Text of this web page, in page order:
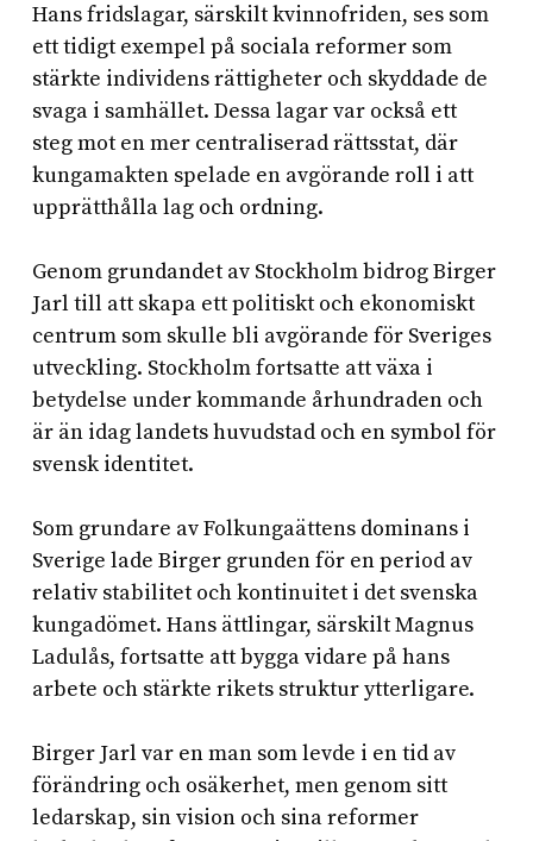
Hans fridslagar, särskilt kvinnofriden, ses som
ett tidigt exempel på sociala reformer som
stärkte individens rättigheter och skyddade de
svaga i samhället. Dessa lagar var också ett
steg mot en mer centraliserad rättsstat, där
kungamakten spelade en avgörande roll i att
upprätthålla lag och ordning.
Genom grundandet av Stockholm bidrog Birger
Jarl till att skapa ett politiskt och ekonomiskt
centrum som skulle bli avgörande för Sveriges
utveckling. Stockholm fortsatte att växa i
betydelse under kommande århundraden och
är än idag landets huvudstad och en symbol för
svensk identitet.
Som grundare av Folkungaättens dominans i
Sverige lade Birger grunden för en period av
relativ stabilitet och kontinuitet i det svenska
kungadömet. Hans ättlingar, särskilt Magnus
Ladulås, fortsatte att bygga vidare på hans
arbete och stärkte rikets struktur ytterligare.
Birger Jarl var en man som levde i en tid av
förändring och osäkerhet, men genom sitt
ledarskap, sin vision och sina reformer